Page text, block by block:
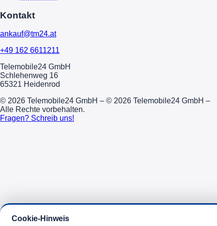
Kontakt
ankauf@tm24.at
+49 162 6611211
Telemobile24 GmbH
Schlehenweg 16
65321 Heidenrod
© 2026 Telemobile24 GmbH – © 2026 Telemobile24 GmbH –
Alle Rechte vorbehalten.
Fragen? Schreib uns!
Cookie-Hinweis